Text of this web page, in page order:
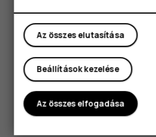
Támogatás
Az összes elutasítása
Beállítások kezelése
Az összes elfogadása